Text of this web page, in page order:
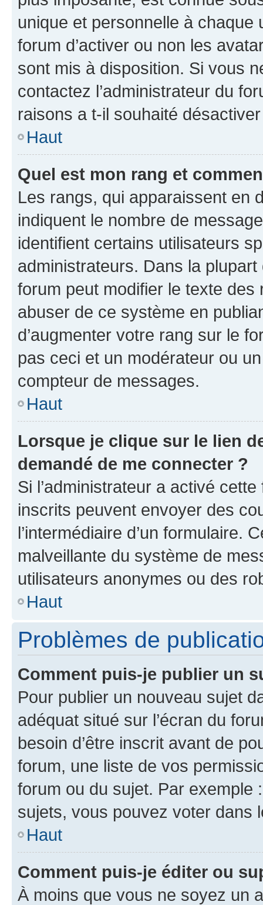
unique et personnelle à chaque
forum d’activer ou non les
sont mis à disposition. Si vous
contactez l’administrateur du
raisons a t-il souhaité
Haut
Quel est mon rang et
Les rangs, qui apparaissent en
indiquent le nombre de
identifient certains utilisateurs
administrateurs. Dans la
forum peut modifier le texte
abuser de ce système en
d’augmenter votre rang sur le
pas ceci et un modérateur ou
compteur de messages.
Haut
Lorsque je clique sur le lien
demandé de me connecter ?
Si l’administrateur a activé
inscrits peuvent envoyer des
l’intermédiaire d’un formulaire.
malveillante du système de
utilisateurs anonymes ou des
Haut
Problèmes de
Comment puis-je publier un
Pour publier un nouveau sujet
adéquat situé sur l’écran du
besoin d’être inscrit avant de
forum, une liste de vos
forum ou du sujet. Par exemple
sujets, vous pouvez voter dans
Haut
Comment puis-je éditer ou
À moins que vous ne soyez un